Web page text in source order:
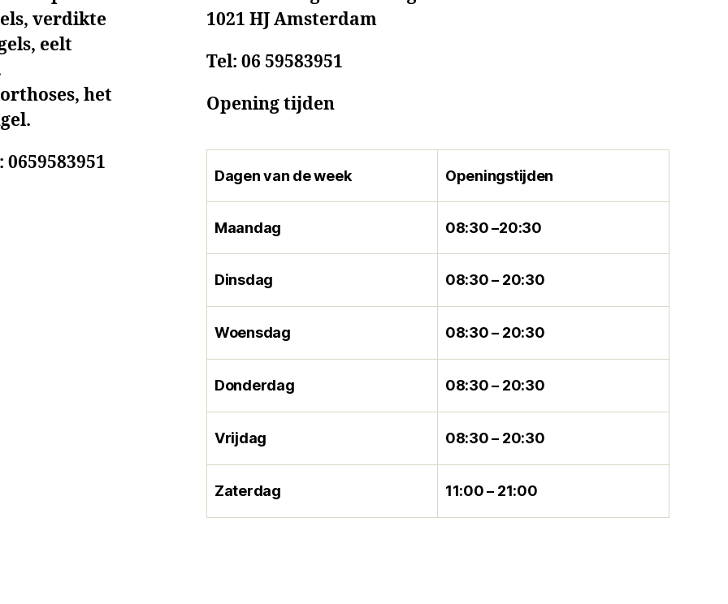
verdikte
eelt
het
1021 HJ Amsterdam
Tel: 06 59583951
Opening tijden
Dagen van de week Openingstijden
Maandag 08:30 –20:30
Dinsdag 08:30 – 20:30
Woensdag 08:30 – 20:30
Donderdag 08:30 – 20:30
Vrijdag 08:30 – 20:30
Zaterdag 11:00 – 21:00